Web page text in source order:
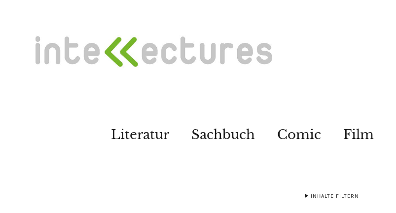
Literatur Sachbuch Comic Film
INHALTE FILTERN